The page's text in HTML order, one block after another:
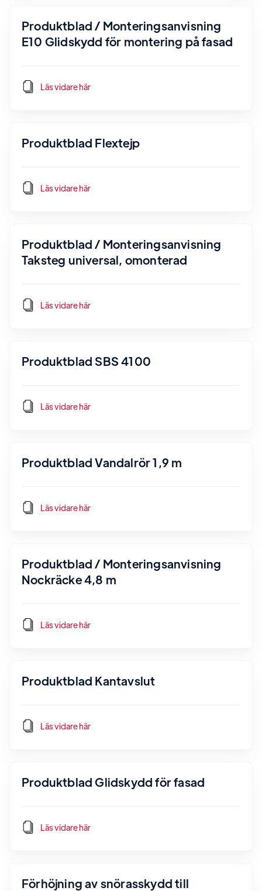
Produktblad / Monteringsanvisning
E10 Glidskydd för montering på fasad
Läs vidare här
Produktblad Flextejp
Läs vidare här
Produktblad / Monteringsanvisning
Taksteg universal, omonterad
Läs vidare här
Produktblad SBS 4100
Läs vidare här
Produktblad Vandalrör 1,9 m
Läs vidare här
Produktblad / Monteringsanvisning
Nockräcke 4,8 m
Läs vidare här
Produktblad Kantavslut
Läs vidare här
Produktblad Glidskydd för fasad
Läs vidare här
Förhöjning av snörasskydd till